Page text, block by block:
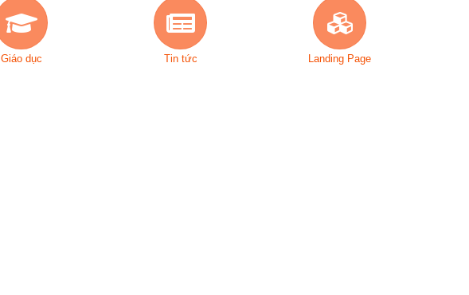
Giáo dục Tin tức Landing Page